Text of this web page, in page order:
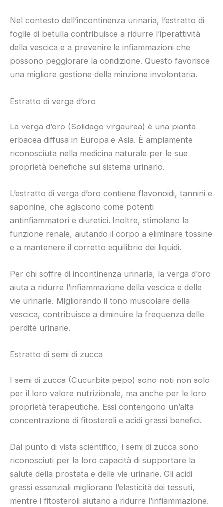
Nel contesto dell’incontinenza urinaria, l’estratto di
foglie di betulla contribuisce a ridurre l’iperattività
della vescica e a prevenire le infiammazioni che
possono peggiorare la condizione. Questo favorisce
una migliore gestione della minzione involontaria.
Estratto di verga d’oro
La verga d’oro (Solidago virgaurea) è una pianta
erbacea diffusa in Europa e Asia. È ampiamente
riconosciuta nella medicina naturale per le sue
proprietà benefiche sul sistema urinario.
L’estratto di verga d’oro contiene flavonoidi, tannini e
saponine, che agiscono come potenti
antinfiammatori e diuretici. Inoltre, stimolano la
funzione renale, aiutando il corpo a eliminare tossine
e a mantenere il corretto equilibrio dei liquidi.
Per chi soffre di incontinenza urinaria, la verga d’oro
aiuta a ridurre l’infiammazione della vescica e delle
vie urinarie. Migliorando il tono muscolare della
vescica, contribuisce a diminuire la frequenza delle
perdite urinarie.
Estratto di semi di zucca
I semi di zucca (Cucurbita pepo) sono noti non solo
per il loro valore nutrizionale, ma anche per le loro
proprietà terapeutiche. Essi contengono un’alta
concentrazione di fitosteroli e acidi grassi benefici.
Dal punto di vista scientifico, i semi di zucca sono
riconosciuti per la loro capacità di supportare la
salute della prostata e delle vie urinarie. Gli acidi
grassi essenziali migliorano l’elasticità dei tessuti,
mentre i fitosteroli aiutano a ridurre l’infiammazione.